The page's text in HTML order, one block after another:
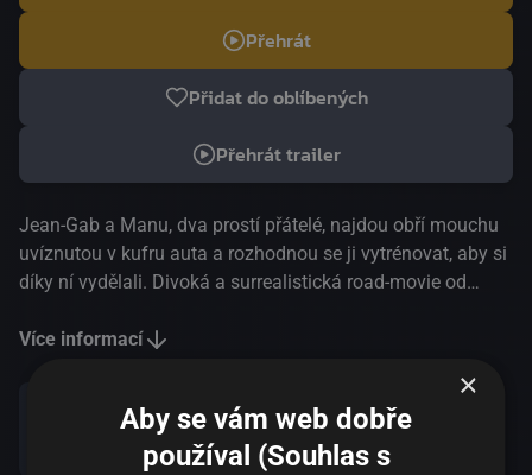
Přehrát
Přidat do oblíbených
Přehrát trailer
Jean-Gab a Manu, dva prostí přátelé, najdou obří mouchu
uvíznutou v kufru auta a rozhodnou se ji vytrénovat, aby si
díky ní vydělali. Divoká a surrealistická road-movie od
vypráví jedinečný komediální příběh o přátelství, velkých
výběr | 2020
Více informací
×
Aby se vám web dobře
používal (Souhlas s